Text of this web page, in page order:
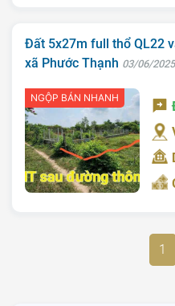
Đất 5x27m full thổ QL22
xã Phước Thạnh 03/06/2025
NGỘP BÁN NHANH
1